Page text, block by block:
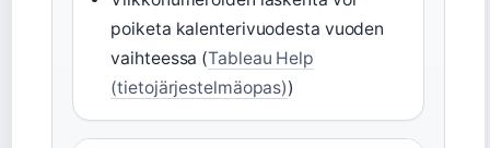
poiketa kalenterivuodesta vuoden
vaihteessa (Tableau Help
(tietojärjestelmäopas))